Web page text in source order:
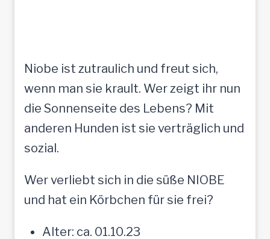
Niobe ist zutraulich und freut sich,
wenn man sie krault. Wer zeigt ihr nun
die Sonnenseite des Lebens? Mit
anderen Hunden ist sie verträglich und
sozial.
Wer verliebt sich in die süße NIOBE
und hat ein Körbchen für sie frei?
Alter: ca. 01.10.23